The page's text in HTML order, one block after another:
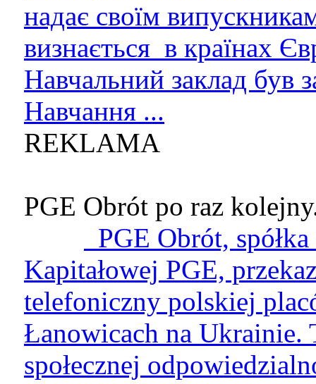
надає своїм
визнається в країнах
Навчальний заклад був
Навчання ...
REKLAMA
PGE Obrót po raz
PGE Obrót,
Kapitałowej PGE,
telefoniczny polskiej
Łanowicach na Ukrainie.
społecznej